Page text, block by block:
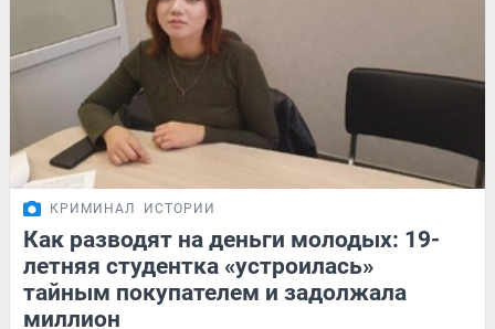
КРИМИНАЛ ИСТОРИИ
Как разводят на деньги молодых: 19-
летняя студентка «устроилась»
тайным покупателем и задолжала
миллион